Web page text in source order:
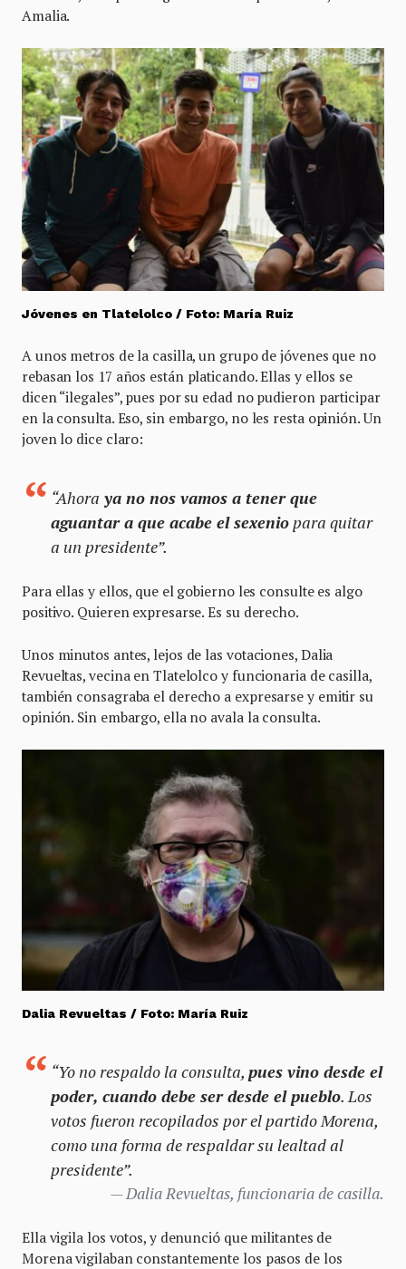
Amalia.
Jóvenes en Tlatelolco / Foto: María Ruiz
A unos metros de la casilla, un grupo de jóvenes que no
rebasan los 17 años están platicando. Ellas y ellos se
dicen “ilegales”, pues por su edad no pudieron participar
en la consulta. Eso, sin embargo, no les resta opinión. Un
joven lo dice claro:
“Ahora ya no nos vamos a tener que
aguantar a que acabe el sexenio para quitar
a un presidente”.
Para ellas y ellos, que el gobierno les consulte es algo
positivo. Quieren expresarse. Es su derecho.
Unos minutos antes, lejos de las votaciones, Dalia
Revueltas, vecina en Tlatelolco y funcionaria de casilla,
también consagraba el derecho a expresarse y emitir su
opinión. Sin embargo, ella no avala la consulta.
Dalia Revueltas / Foto: María Ruiz
“Yo no respaldo la consulta, pues vino desde el
poder, cuando debe ser desde el pueblo. Los
votos fueron recopilados por el partido Morena,
como una forma de respaldar su lealtad al
presidente”.
Dalia Revueltas, funcionaria de casilla.
Ella vigila los votos, y denunció que militantes de
Morena vigilaban constantemente los pasos de los